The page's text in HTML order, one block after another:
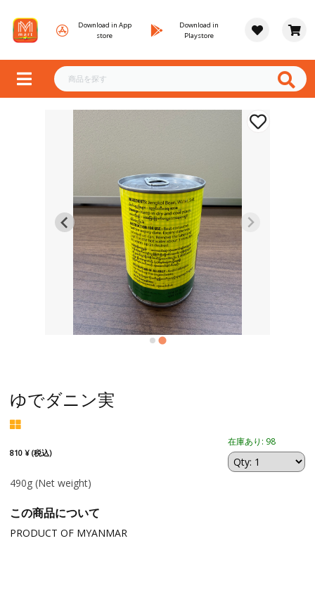
Download in App
store
Download in
Playstore
ゆでダニン実
810 ¥ (税込)
在庫あり: 98
490g (Net weight)
この商品について
PRODUCT OF MYANMAR